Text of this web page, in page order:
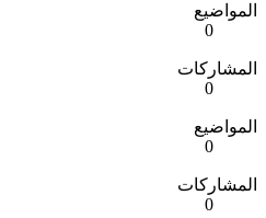
المواضيع
0
المشاركات
0
المواضيع
0
المشاركات
0